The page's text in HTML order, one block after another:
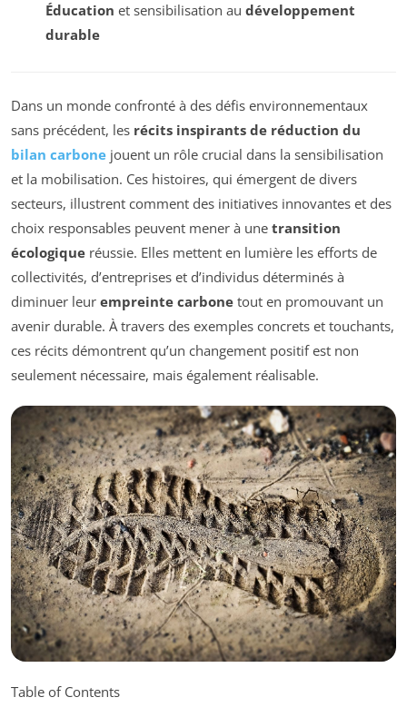
Éducation et sensibilisation au développement
durable
Dans un monde confronté à des défis environnementaux
sans précédent, les récits inspirants de réduction du
bilan carbone jouent un rôle crucial dans la sensibilisation
et la mobilisation. Ces histoires, qui émergent de divers
secteurs, illustrent comment des initiatives innovantes et des
choix responsables peuvent mener à une transition
écologique réussie. Elles mettent en lumière les efforts de
collectivités, d’entreprises et d’individus déterminés à
diminuer leur empreinte carbone tout en promouvant un
avenir durable. À travers des exemples concrets et touchants,
ces récits démontrent qu’un changement positif est non
seulement nécessaire, mais également réalisable.
Table of Contents